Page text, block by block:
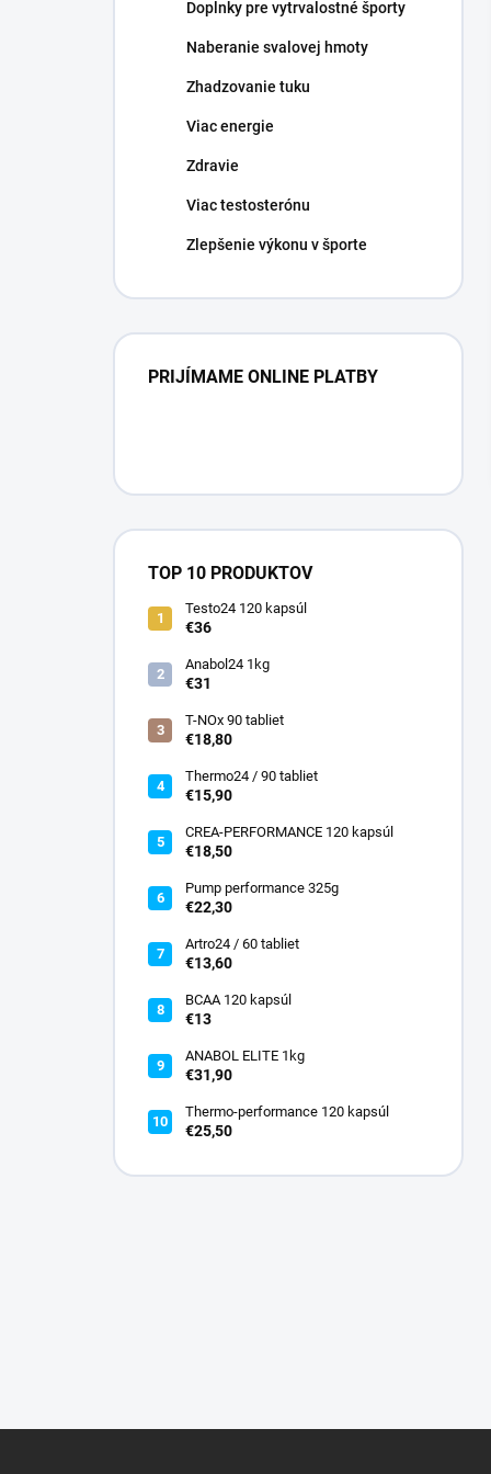
Doplnky pre vytrvalostné športy
Naberanie svalovej hmoty
Zhadzovanie tuku
Viac energie
Zdravie
Viac testosterónu
Zlepšenie výkonu v športe
PRIJÍMAME ONLINE PLATBY
TOP 10 PRODUKTOV
Testo24 120 kapsúl
€36
Anabol24 1kg
€31
T-NOx 90 tabliet
€18,80
Thermo24 / 90 tabliet
€15,90
CREA-PERFORMANCE 120 kapsúl
€18,50
Pump performance 325g
€22,30
Artro24 / 60 tabliet
€13,60
BCAA 120 kapsúl
€13
ANABOL ELITE 1kg
€31,90
Thermo-performance 120 kapsúl
€25,50